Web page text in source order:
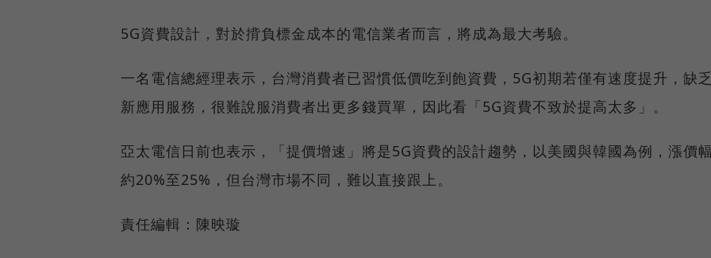
5G資費設計，對於揹負標金成本的電信業者而言，將成為最大考驗。
一名電信總經理表示，台灣消費者已習慣低價吃到飽資費，5G初期若僅有速度提升，缺
新應用服務，很難說服消費者出更多錢買單，因此看「5G資費不致於提高太多」。
亞太電信日前也表示，「提價增速」將是5G資費的設計趨勢，以美國與韓國為例，漲價
約20%至25%，但台灣市場不同，難以直接跟上。
責任編輯：陳映璇